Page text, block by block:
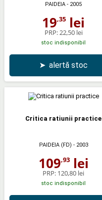
PAIDEIA - 2005
19,35 lei
PRP: 22,50 lei
stoc indisponibil
➤ alertă stoc
Critica ratiunii practice
PAIDEIA (FD) - 2003
109,93lei
PRP: 120,80 lei
stoc indisponibil